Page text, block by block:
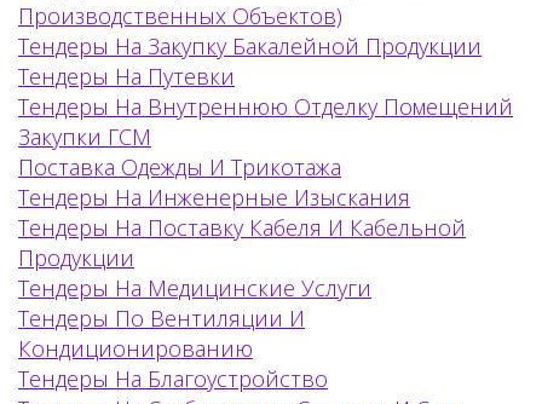
Производственных Объектов)
Тендеры На Закупку Бакалейной Продукции
Тендеры На Путевки
Тендеры На Внутреннюю Отделку Помещений
Закупки ГСМ
Поставка Одежды И Трикотажа
Тендеры На Инженерные Изыскания
Тендеры На Поставку Кабеля И Кабельной
Продукции
Тендеры На Медицинские Услуги
Тендеры По Вентиляции И
Кондиционированию
Тендеры На Благоустройство